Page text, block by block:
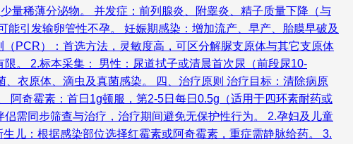
量稀薄分泌物。 并发症：前列腺炎、附睾炎、精子质量下降（与
引发输卵管性不孕。 妊娠期感染：增加流产、早产、胎膜早破及
PCR）：首选方法，灵敏度高，可区分解脲支原体与其它支原体
。 2.标本采集： 男性：尿道拭子或清晨首次尿（前段尿10-
衣原体、滴虫及真菌感染。 四、治疗原则 治疗目标：清除病原
阿奇霉素：首日1g顿服，第2-5日每日0.5g（适用于四环素耐药或
需同步筛查与治疗，治疗期间避免无保护性行为。 2.孕妇及儿童
儿：根据感染部位选择红霉素或阿奇霉素，重症需静脉给药。 3.